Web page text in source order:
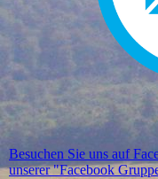
Besuchen Sie uns auf
unserer "Facebook